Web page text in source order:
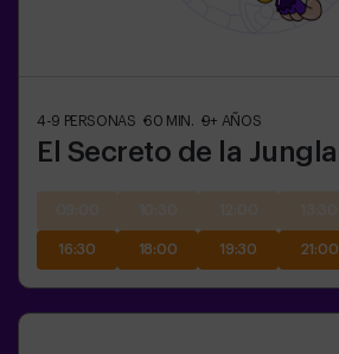
4-9 PERSONAS 60 MIN. 9+ AÑOS
El Secreto de la Jungla
16:30 18:00 19:30 21:00